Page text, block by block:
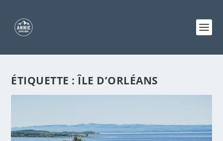
ÉTIQUETTE :ÎLE D’ORLÉANS